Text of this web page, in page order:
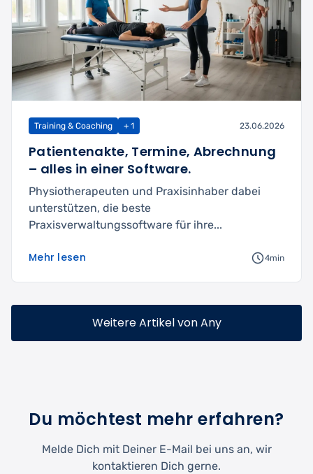
Training & Coaching + 1 23.06.2026
Patientenakte, Termine, Abrechnung
– alles in einer Software.
Physiotherapeuten und Praxisinhaber dabei
unterstützen, die beste
Praxisverwaltungssoftware für ihre...
Mehr lesen 4min
Weitere Artikel von Any
Du möchtest mehr erfahren?
Melde Dich mit Deiner E-Mail bei uns an, wir
kontaktieren Dich gerne.